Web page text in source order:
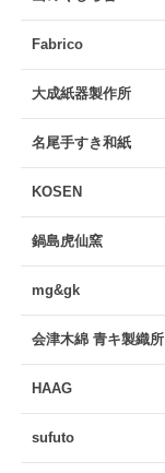
Fabrico
大成紙器製作所
名尾手すき和紙
KOSEN
鍋島虎仙窯
mg&gk
会津木綿 青キ製織所
HAAG
sufuto